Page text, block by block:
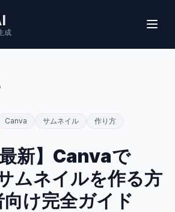
成
Canva サムネイル 作り方
新】Canvaで
ムネイルを作る方
け完全ガイド